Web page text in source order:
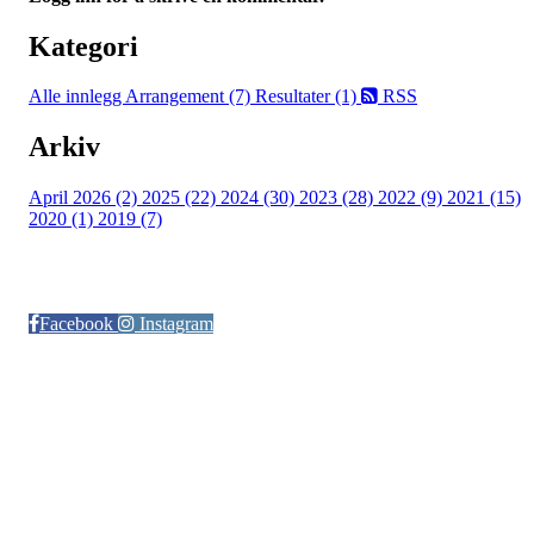
Kategori
Alle innleggArrangement (7) Resultater (1) RSS
Arkiv
April 2026 (2) 2025 (22) 2024 (30) 2023 (28) 2022 (9) 2021 (15)
2020 (1) 2019 (7)
Facebook
Instagram